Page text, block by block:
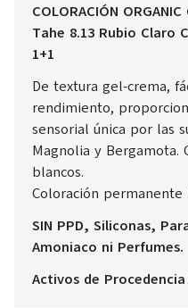
COLORACIÓN
Tahe 8.13 Rubio Claro
1+1
De textura gel-crema,
rendimiento,
sensorial única por las
Magnolia y Bergamota.
blancos.
Coloración
SIN PPD, Siliconas,
Amoniaco ni Perfumes.
Activos de